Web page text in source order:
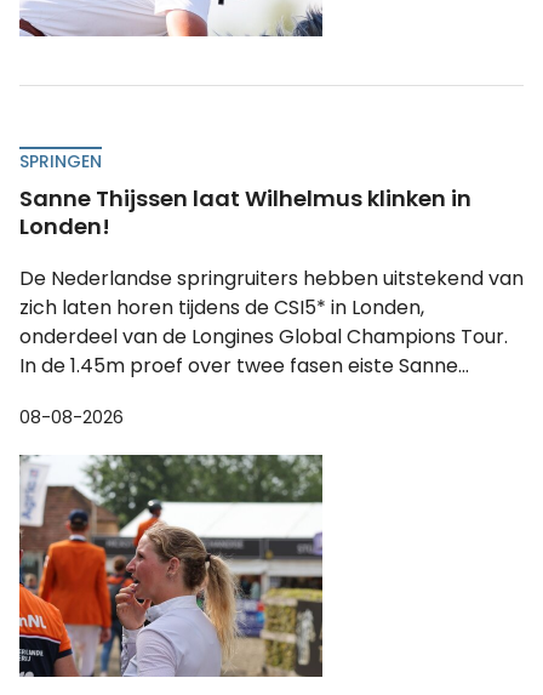
SPRINGEN
Sanne Thijssen laat Wilhelmus klinken in
Londen!
De Nederlandse springruiters hebben uitstekend van
zich laten horen tijdens de CSI5* in Londen,
onderdeel van de Longines Global Champions Tour.
In de 1.45m proef over twee fasen eiste Sanne...
08-08-2026